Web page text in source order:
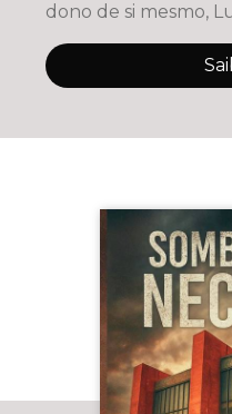
dono de si mesmo,